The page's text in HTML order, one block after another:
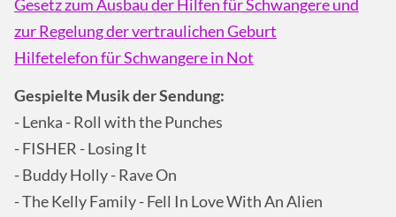
Gesetz zum Ausbau der Hilfen für Schwangere und
zur Regelung der vertraulichen Geburt
Hilfetelefon für Schwangere in Not
Gespielte Musik der Sendung:
- Lenka - Roll with the Punches
- FISHER - Losing It
- Buddy Holly - Rave On
- The Kelly Family - Fell In Love With An Alien